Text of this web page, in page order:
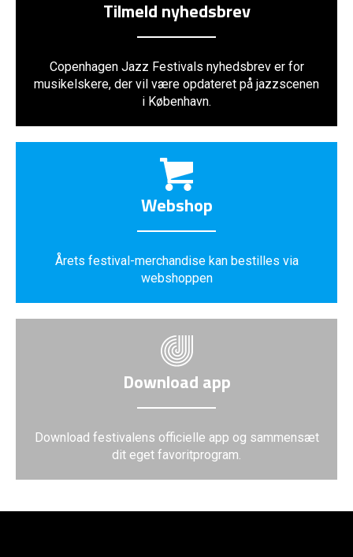
Tilmeld nyhedsbrev
Copenhagen Jazz Festivals nyhedsbrev er for
musikelskere, der vil være opdateret på jazzscenen
i København.
Webshop
Årets festival-merchandise kan bestilles via
webshoppen
Download app
Download festivalens officielle app og sammensæt
dit eget favoritprogram.